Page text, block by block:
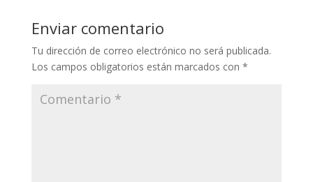
Enviar comentario
Tu dirección de correo electrónico no será publicada.
Los campos obligatorios están marcados con *